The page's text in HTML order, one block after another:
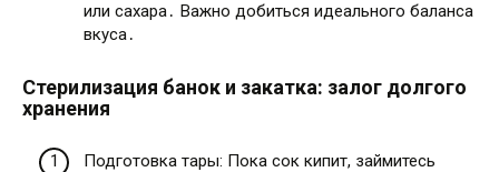
или сахара․ Важно добиться идеального баланса
вкуса․
Стерилизация банок и закатка: залог долгого
хранения
Подготовка тары: Пока сок кипит, займитесь